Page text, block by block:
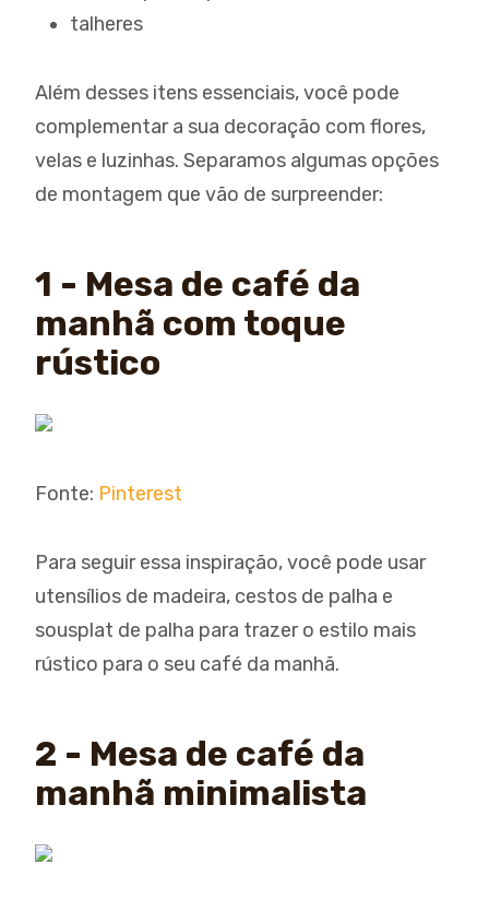
talheres
Além desses itens essenciais, você pode
complementar a sua decoração com flores,
velas e luzinhas. Separamos algumas opções
de montagem que vão de surpreender:
1 - Mesa de café da
manhã com toque
rústico
Fonte: Pinterest
Para seguir essa inspiração, você pode usar
utensílios de madeira, cestos de palha e
sousplat de palha para trazer o estilo mais
rústico para o seu café da manhã.
2 - Mesa de café da
manhã minimalista